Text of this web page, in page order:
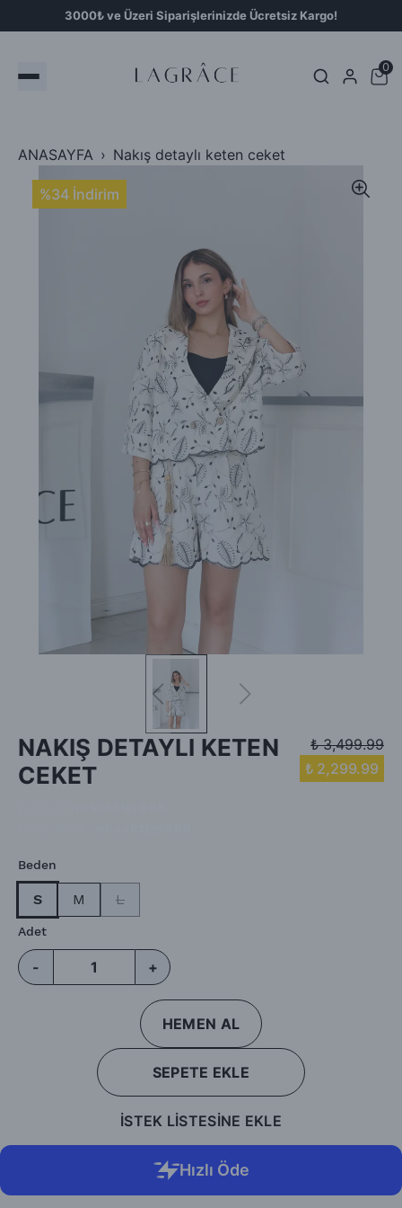
3000₺ ve Üzeri Siparişlerinizde Ücretsiz Kargo!
0
ANASAYFA Nakış detaylı keten ceket
%34 İndirim
NAKIŞ DETAYLI KETEN
CEKET
₺ 3,499.99
₺ 2,299.99
Beden
S M L
Adet
- +
HEMEN AL
SEPETE EKLE
İSTEK LİSTESİNE EKLE